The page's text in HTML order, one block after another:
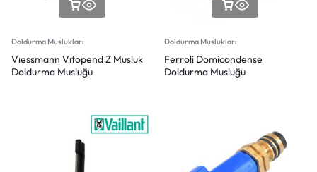
Doldurma Muslukları
Vıessmann Vıtopend Z Musluk
Doldurma Musluğu
Doldurma Muslukları
Ferroli Domicondense
Doldurma Musluğu